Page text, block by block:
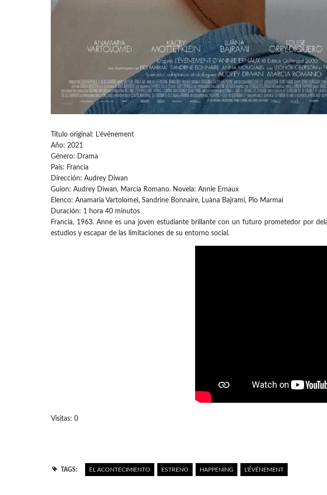
Título original: L’événement
Año: 2021
Género: Drama
País: Francia
Dirección: Audrey Diwan
Guion: Audrey Diwan, Marcia Romano. Novela: Annie Ernaux
Elenco: Anamaria Vartolomei, Sandrine Bonnaire, Luàna Bajrami, Pio Marmai
Duración: 1 hora 40 minutos
Francia, 1963. Anne es una joven estudiante brillante con un futuro prometedor por
estudios y escapar de las limitaciones de su entorno social.
Visitas: 0
TAGS: EL ACONTECIMIENTO ESTRENO HAPPENING L'ÉVÉNEMENT